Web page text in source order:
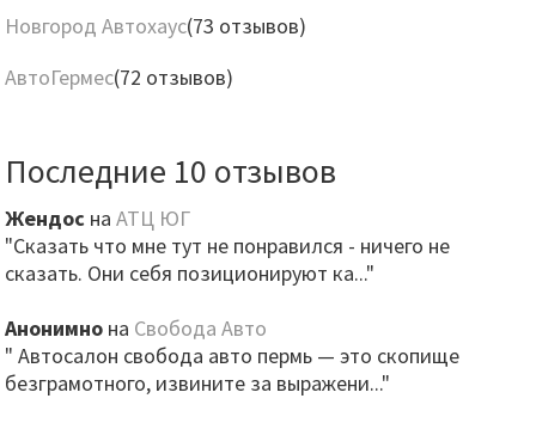
Новгород Автохаус(73 отзывов)
АвтоГермес(72 отзывов)
Последние 10 отзывов
Жендос наАТЦ ЮГ
"Сказать что мне тут не понравился - ничего не
сказать. Они себя позиционируют ка..."
Анонимно на Свобода Авто
" Автосалон свобода авто пермь — это скопище
безграмотного, извините за выражени..."